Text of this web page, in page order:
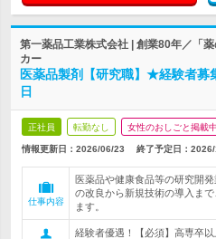
第一薬品工業株式会社 | 創業80年／「
カー
医薬品製剤【研究職】★経験者
日
正社員 転勤なし 女性のおしごと掲載中
情報更新日：2026/06/23 終了予定日：
仕事内容
医薬品や健康食品等の研究開
の改良から新規技術の導入ま
ます。
経験者優遇！【必須】高専卒